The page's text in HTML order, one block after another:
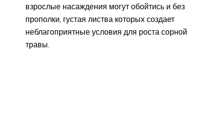
взрослые насаждения могут обойтись и без
прополки, густая листва которых создает
неблагоприятные условия для роста сорной
травы.